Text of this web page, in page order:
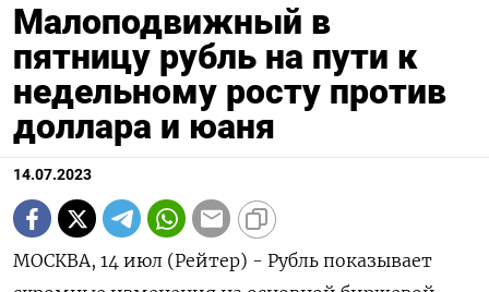
Малоподвижный в
пятницу рубль на пути к
недельному росту против
доллара и юаня
14.07.2023
МОСКВА, 14 июл (Рейтер) - Рубль показывает